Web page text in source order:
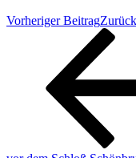
Vorheriger BeitragZurück